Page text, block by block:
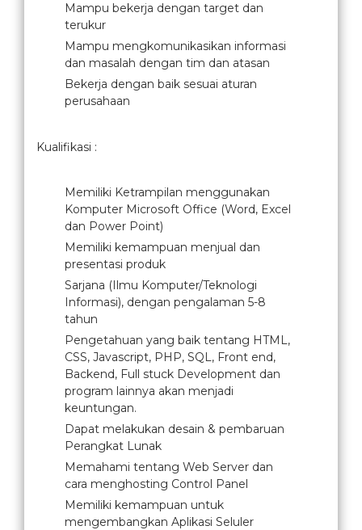
Mampu bekerja dengan target dan
terukur
Mampu mengkomunikasikan informasi
dan masalah dengan tim dan atasan
Bekerja dengan baik sesuai aturan
perusahaan
Kualifikasi :
Memiliki Ketrampilan menggunakan
Komputer Microsoft Office (Word, Excel
dan Power Point)
Memiliki kemampuan menjual dan
presentasi produk
Sarjana (Ilmu Komputer/Teknologi
Informasi), dengan pengalaman 5-8
tahun
Pengetahuan yang baik tentang HTML,
CSS, Javascript, PHP, SQL, Front end,
Backend, Full stuck Development dan
program lainnya akan menjadi
keuntungan.
Dapat melakukan desain & pembaruan
Perangkat Lunak
Memahami tentang Web Server dan
cara menghosting Control Panel
Memiliki kemampuan untuk
mengembangkan Aplikasi Seluler